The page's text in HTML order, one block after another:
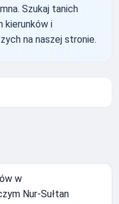
Szukaj tanich
kierunków i
na naszej stronie.
w
Nur-Sułtan